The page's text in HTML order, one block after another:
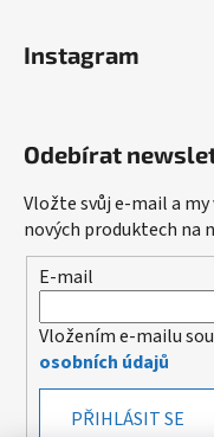
Instagram
Odebírat
Vložte svůj e-mail a
nových produktech na
E-mail
Vložením e-mailu
osobních údajů
PŘIHLÁSIT SE